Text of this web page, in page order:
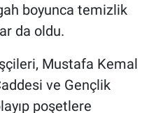
boyunca temizlik
da oldu.
Mustafa Kemal
ve Gençlik
poşetlere